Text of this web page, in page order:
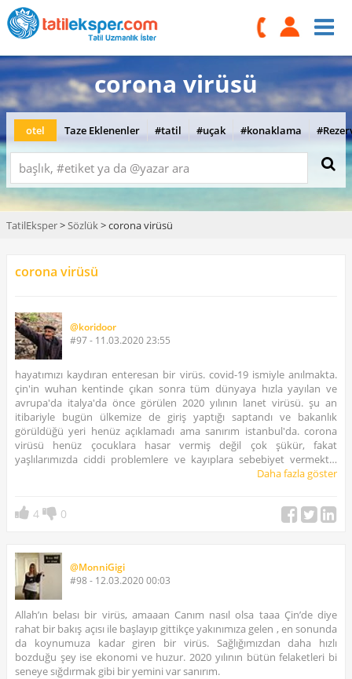
corona virüsü
otel Taze Eklenenler #tatil #uçak #konaklama
TatilEksper>Sözlük> corona virüsü
corona virüsü
@koridoor
#97 - 11.03.2020 23:55
hayatımızı kaydıran enteresan bir virüs. covid-19 ismiyle anılmakta.
çin'in wuhan kentinde çıkan sonra tüm dünyaya hızla yayılan ve
avrupa'da italya'da önce görülen 2020 yılının lanet virüsü. şu an
itibariyle bugün ülkemize de giriş yaptığı saptandı ve bakanlık
görüldüğü yeri henüz açıklamadı ama sanırım istanbul'da. corona
virüsü henüz çocuklara hasar vermiş değil çok şükür, fakat
yaşlılarımızda ciddi problemlere ve kayıplara sebebiyet vermekte.
dünya sağlık örgütü bugün itibariyle pandemi uyarısı verdi aylar
gösteriyor. ciddi önlemlerin alındığı korona virüsüne karşı en acı
mi derken baya zaman kazandık ve hazırlıklıyız diye düşünüyorum..
lakin turizm şirketleri bu virüs nedeniyle batma ve iflas etmenin
eşiğine geldi. hükümet ve tursab acilen önlem almazsa korona tüm
sektörü ve özellikle organizasyon yeteneği olan tek ticari organımız
olan seyahat acentalarını bitirebilir. duam hem insanlarımızla ve
hemde seyahat sektörünün tüm bileşenleri ve etkilenen tüm esnafla.
temizlenelim ve bekleyelim bakalım ne zaman bitecek korona virüsü..
Daha fazla göster
4 0
@MonniGigi
#98 - 12.03.2020 00:03
Allah’ın belası bir virüs, amaaan Canım nasıl olsa taaa Çin’de diye
rahat bir bakış açısı ile başlayıp gittikçe yakınımıza gelen , en sonunda
da koynumuza kadar giren bir virüs. Sağlığımızdan daha hızlı
bozduğu şey ise ekonomi ve huzur. 2020 yılının bütün felaketleri bi
seneye sığdırmak gibi bir yemini var sanırım.